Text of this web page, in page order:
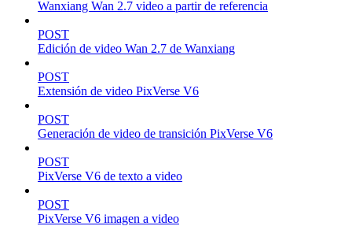
Wanxiang Wan 2.7 video a partir de referencia
POST
Edición de video Wan 2.7 de Wanxiang
POST
Extensión de video PixVerse V6
POST
Generación de video de transición PixVerse V6
POST
PixVerse V6 de texto a video
POST
PixVerse V6 imagen a video